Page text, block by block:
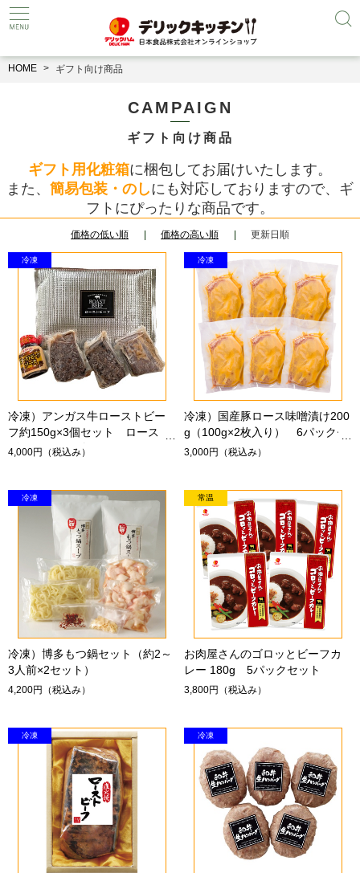
HOME ギフト向け商品
CAMPAIGN
ギフト向け商品
ギフト用化粧箱に梱包してお届けいたします。
また、 簡易包装・のしにも対応しておりますので、ギ
フトにぴったりな商品です。
価格の低い順 価格の高い順 更新日順
冷凍）アンガス牛ローストビー
フ約150g×3個セット ロースト
ビーフソース付き
4,000円 （税込み）
冷凍）国産豚ロース味噌漬け200
g（100g×2枚入り） 6パックセ
ット
3,000円 （税込み）
冷凍）博多もつ鍋セット（約2～
3人前×2セット）
4,200円 （税込み）
お肉屋さんのゴロッとビーフカ
レー 180g 5パックセット
3,800円 （税込み）